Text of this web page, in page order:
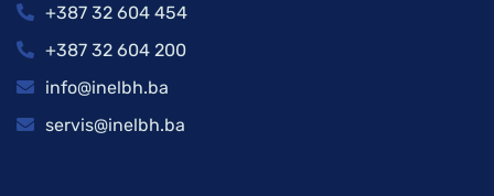
+387 32 604 454
+387 32 604 200
info@inelbh.ba
servis@inelbh.ba